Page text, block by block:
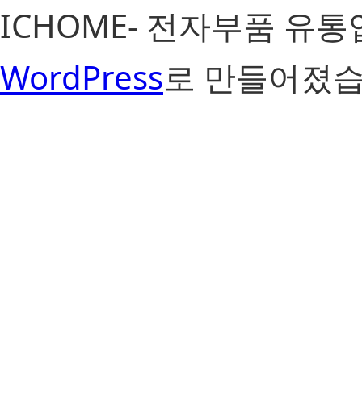
ICHOME- 전자부품 유
WordPress로 만들어졌